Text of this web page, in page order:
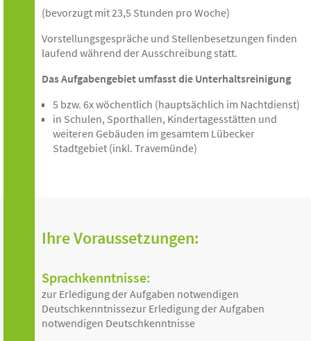
(bevorzugt mit 23,5 Stunden pro Woche)
Vorstellungsgespräche und Stellenbesetzungen finden
laufend während der Ausschreibung statt.
Das Aufgabengebiet umfasst die Unterhaltsreinigung
5 bzw. 6x wöchentlich (hauptsächlich im Nachtdienst)
in Schulen, Sporthallen, Kindertagesstätten und
weiteren Gebäuden im gesamtem Lübecker
Stadtgebiet (inkl. Travemünde)
Ihre Voraussetzungen:
Sprachkenntnisse:
zur Erledigung der Aufgaben notwendigen
Deutschkenntnissezur Erledigung der Aufgaben
notwendigen Deutschkenntnisse